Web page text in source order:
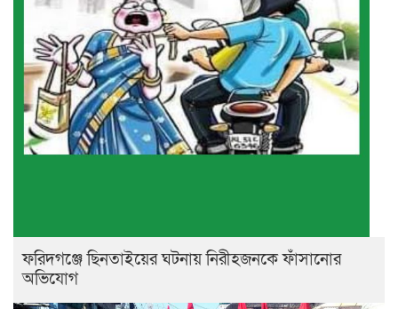
ফরিদগঞ্জে ছিনতাইয়ের ঘটনায় নিরীহজনকে ফাঁসানোর
অভিযোগ